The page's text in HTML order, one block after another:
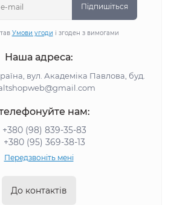
Підпишіться
Умови угоди і згоден з вимогами
Наша адреса:
вул. Академіка Павлова, буд.
нам:
+380 (98) 839-35-83
+380 (95) 369-38-13
Передзвоніть мені
До контактів